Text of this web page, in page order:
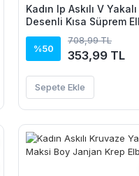
Kadın Ip Askılı V Yakalı
Desenli Kısa Süprem
%50
708,99 TL
353,99 TL
Sepete Ekle